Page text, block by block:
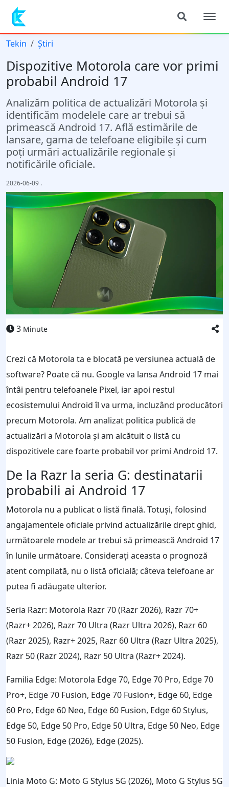
Tekin Știri
Dispozitive Motorola care vor primi
probabil Android 17
Analizăm politica de actualizări Motorola și
identificăm modelele care ar trebui să
primească Android 17. Află estimările de
lansare, gama de telefoane eligibile și cum
poți urmări actualizările regionale și
notificările oficiale.
2026-06-09 .
3 Minute
Crezi că Motorola ta e blocată pe versiunea actuală de
software? Poate că nu. Google va lansa Android 17 mai
întâi pentru telefoanele Pixel, iar apoi restul
ecosistemului Android îl va urma, incluzând producători
precum Motorola. Am analizat politica publică de
actualizări a Motorola și am alcătuit o listă cu
dispozitivele care foarte probabil vor primi Android 17.
De la Razr la seria G: destinatarii
probabili ai Android 17
Motorola nu a publicat o listă finală. Totuși, folosind
angajamentele oficiale privind actualizările drept ghid,
următoarele modele ar trebui să primească Android 17
în lunile următoare. Considerați aceasta o prognoză
atent compilată, nu o listă oficială; câteva telefoane ar
putea fi adăugate ulterior.
Seria Razr: Motorola Razr 70 (Razr 2026), Razr 70+
(Razr+ 2026), Razr 70 Ultra (Razr Ultra 2026), Razr 60
(Razr 2025), Razr+ 2025, Razr 60 Ultra (Razr Ultra 2025),
Razr 50 (Razr 2024), Razr 50 Ultra (Razr+ 2024).
Familia Edge: Motorola Edge 70, Edge 70 Pro, Edge 70
Pro+, Edge 70 Fusion, Edge 70 Fusion+, Edge 60, Edge
60 Pro, Edge 60 Neo, Edge 60 Fusion, Edge 60 Stylus,
Edge 50, Edge 50 Pro, Edge 50 Ultra, Edge 50 Neo, Edge
50 Fusion, Edge (2026), Edge (2025).
Linia Moto G: Moto G Stylus 5G (2026), Moto G Stylus 5G